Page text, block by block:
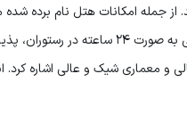
از جمله امکانات هتل نام برده
معماری شیک و عالی اشاره کرد.